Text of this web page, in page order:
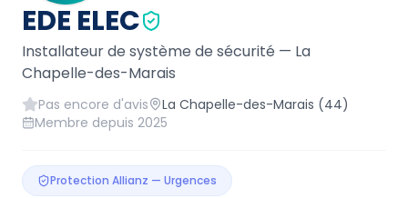
EDE ELEC
Installateur de système de sécurité — La
Chapelle-des-Marais
Pas encore d'avis La Chapelle-des-Marais (44)
Membre depuis 2025
Protection Allianz — Urgences